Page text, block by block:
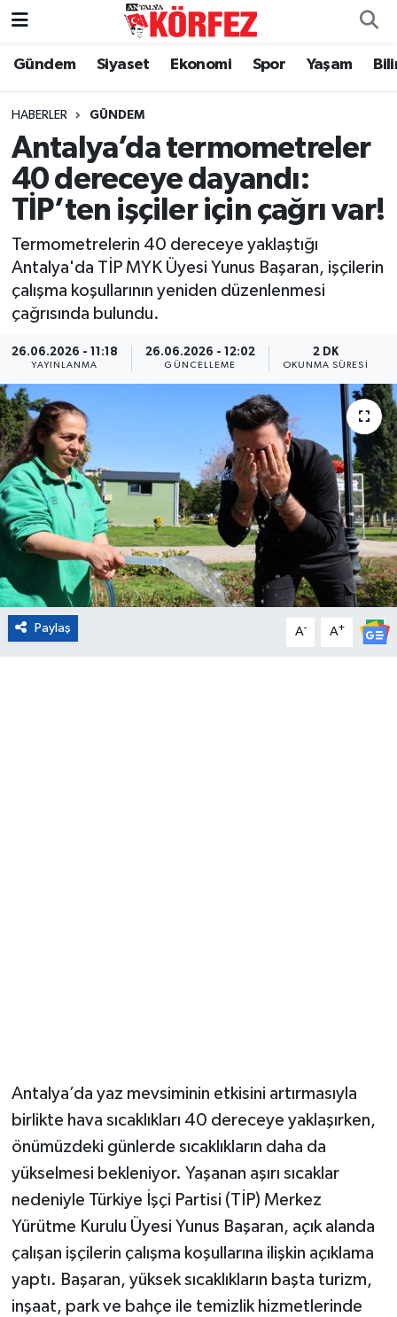
Gündem Siyaset Ekonomi Spor Yaşam
HABERLER GÜNDEM
Antalya’da termometreler
40 dereceye dayandı:
TİP’ten işçiler için çağrı var!
Termometrelerin 40 dereceye yaklaştığı
Antalya'da TİP MYK Üyesi Yunus Başaran, işçilerin
çalışma koşullarının yeniden düzenlenmesi
çağrısında bulundu.
26.06.2026 - 11:18
YAYINLANMA
26.06.2026 - 12:02
GÜNCELLEME
2 DK
OKUNMA SÜRESI
Paylaş A- A+
Antalya’da yaz mevsiminin etkisini artırmasıyla
birlikte hava sıcaklıkları 40 dereceye yaklaşırken,
önümüzdeki günlerde sıcaklıkların daha da
yükselmesi bekleniyor. Yaşanan aşırı sıcaklar
nedeniyle Türkiye İşçi Partisi (TİP) Merkez
Yürütme Kurulu Üyesi Yunus Başaran, açık alanda
çalışan işçilerin çalışma koşullarına ilişkin açıklama
yaptı. Başaran, yüksek sıcaklıkların başta turizm,
inşaat, park ve bahçe ile temizlik hizmetlerinde
Gündem
Siyaset
Yerel Yönetim
Ekonomi
Spor
Yaşam
Dünya
Eğitim
Sağlık
Magazin
Turizm
Çevre
Nöbetçi Eczaneler
Hava Durumu
Trafik Durumu
Süper Lig Puan Durumu ve Fikstür
Tüm Manşetler
Son Dakika Haberleri